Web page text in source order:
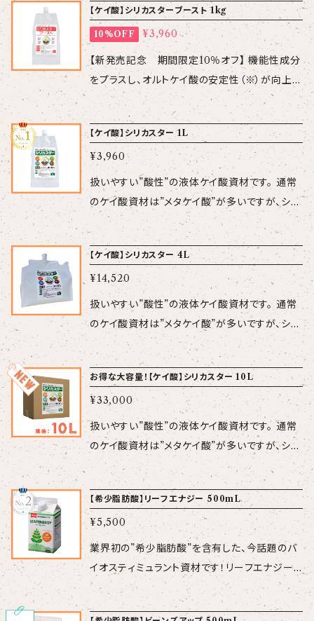
【ケイ酸】シリカスターブースト 1kg
10%OFF ¥3,960
【新発売記念 期間限定10％オフ】 機能性成分
をプラスし、オルトケイ酸の安定性（※）が向上し
た「シリカスターブースト」が新登場！※特許第6
583797号 扱いやすい”酸性”の液体ケイ酸資材
の特長はそのままに、使用期限がシリカスターよ
り10カ月延長した"製造後18カ月"です！ また、
機能性成分が耐暑性を向上させますので、夏場
のケイ酸補給には「シリカブースト」がピッタリで
す。 ケイ酸を補給しながら、しおれや乾燥対策に
も！ §§ オルトケイ酸の特長 §§ 通常のケイ酸資
材は”メタケイ酸”が多いですが、シリカスターは
作物に最も吸収されやすいとされる”オルトケイ
酸”で、含有成分が少量でも効果を発揮します。
ケイ酸資材で多いアルカリ性とは異なり、シリカ
スターは酸性なので、他の液肥や農薬とも混用
が可能です。 作物を問わずいろいろな作物に、育
苗から本圃まで幅広くお使いいただけます。 【保
証成分】窒素全量 0.1%、水溶性りん酸0.6％（家
庭園芸用複合肥料） 【有効成分】オルトケイ酸（S
i(OH)4）：1.7％※ ※Si分析値
（ICP法）による換算値 【性 状】pH2（原
液）、無色透明液 【規 格】1kg 【使用方法】標
準施用倍率：500～1,000倍（葉面散布・潅水）
【使用上の注意】 ・ 飲料品ではありません。 ・ 原
液は強酸性ですので、取り扱いに注意してくださ
い。 ・ 直射日光や極端な高温を避け冷所に保管
してください。 ・ 長期間放置しますと不溶性の
化合物が発生してきますので、18か月以内に使
い切ってください。すぐに使い切らない場合は、
【ケイ酸】シリカスター 1L
¥3,960
扱いやすい”酸性”の液体ケイ酸資材です。 通常
のケイ酸資材は”メタケイ酸”が多いですが、シリ
カスターは作物に最も吸収されやすいとされ
る”オルトケイ酸”で、含有成分が少量でも効果を
発揮します。 ケイ酸資材で多いアルカリ性とは
異なり、シリカスターは酸性なので、他の液肥や
農薬とも混用が可能です。 作物を問わずいろい
ろな作物に、育苗から本圃まで幅広くお使いいた
だけます。 【成分】オルトケイ酸（Si(OH)4）：1.
7％※ ※Si分析値（ICP法）による換算
値 【性 状】pH2、比重1、無色透明液 【規格】1L
（1kg） 【使用方法】標準施用倍率：500～1,000
倍（葉面散布・潅水） 【使用上の注意】 ・ 飲料品
ではありません。 ・ 原液は強酸性ですので、取り
扱いに注意してください。 ・ 直射日光や極端な
高温を避け冷所に保管してください。 ・ 長期間
放置しますと不溶性の化合物が発生してきます
ので、8か月以内に使い切ってください。すぐに使
い切らない場合は、冷蔵庫での保管をお勧めし
ます。 ・ 原液同士の混用はお止めください。 ・ 混
用時は、アルカリ性のものを避けてください。 ・
希釈混用する場合には、事前に少量にて混用に
問題がないことをご確認ください。 シリカス
【ケイ酸】シリカスター 4L
¥14,520
扱いやすい”酸性”の液体ケイ酸資材です。 通常
のケイ酸資材は”メタケイ酸”が多いですが、シリ
カスターは作物に最も吸収されやすいとされ
る”オルトケイ酸”で、含有成分が少量でも効果を
発揮します。 ケイ酸資材で多いアルカリ性とは
異なり、シリカスターは酸性なので、他の液肥や
農薬とも混用が可能です。 作物を問わずいろい
ろな作物に、育苗から本圃まで幅広くお使いいた
だけます。 【成分】オルトケイ酸（Si(OH)4）：1.
7％※ ※Si分析値（ICP法）による換算
値 【性 状】pH2、比重1、無色透明液 【規格】4L
（4kg） 【使用方法】標準施用倍率：500～1,000
倍（葉面散布・潅水） 【使用上の注意】 ・ 飲料品
ではありません。 ・ 原液は強酸性ですので、取り
扱いに注意してください。 ・ 直射日光や極端な
高温を避け冷所に保管してください。 ・ 長期間
放置しますと不溶性の化合物が発生してきます
お得な大容量！【ケイ酸】シリカスター 10L
¥33,000
扱いやすい”酸性”の液体ケイ酸資材です。 通常
のケイ酸資材は”メタケイ酸”が多いですが、シリ
カスターは作物に最も吸収されやすいとされ
る”オルトケイ酸”で、含有成分が少量でも効果を
発揮します。 ケイ酸資材で多いアルカリ性とは
異なり、シリカスターは酸性なので、他の液肥や
農薬とも混用が可能です。 作物を問わずいろい
ろな作物に、育苗から本圃まで幅広くお使いいた
だけます。 【成分】オルトケイ酸（Si(OH)4）：1.
7％※ ※Si分析値（ICP法）による換算
【希少脂肪酸】リーフエナジー 500mL
¥5,500
業界初の”希少脂肪酸”を含有した、今話題のバ
イオスティミュラント資材です！リーフエナジー
は、高温・雨風・干ばつ・収穫ストレスを緩和し、
植物の健全な生育をサポートします。 【成分】希